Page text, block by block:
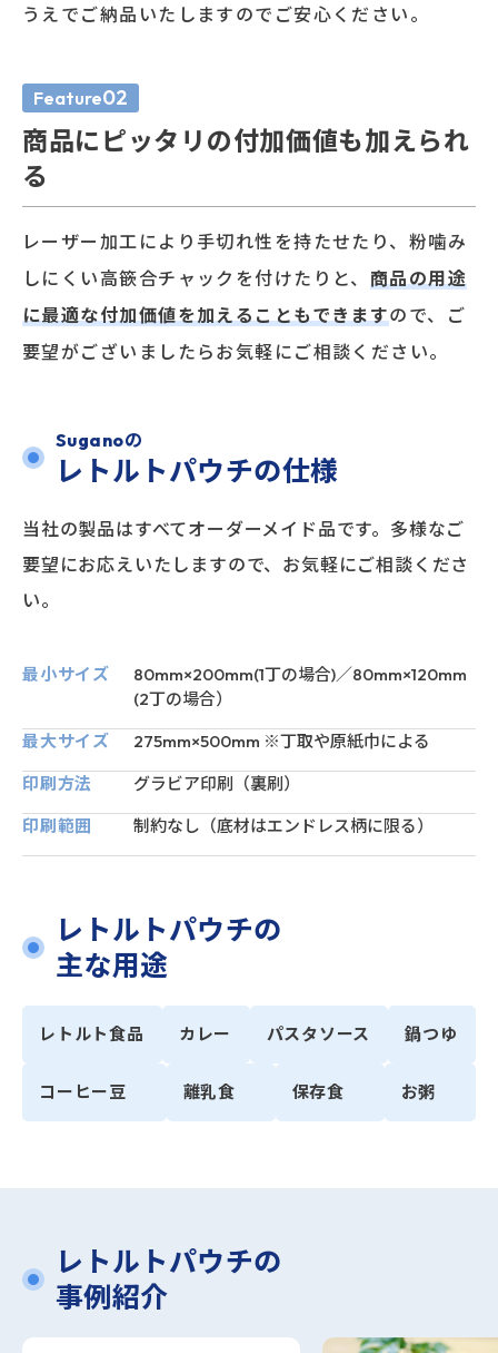
うえでご納品いたしますのでご安心ください。
Feature02
商品にピッタリの付加価値も加えられ
る
レーザー加工により手切れ性を持たせたり、粉噛み
しにくい高篏合チャックを付けたりと、 商品の用途
に最適な付加価値を加えることもできますので、ご
要望がございましたらお気軽にご相談ください。
Suganoの
レトルトパウチの仕様
当社の製品はすべてオーダーメイド品です。多様なご
要望にお応えいたしますので、お気軽にご相談くださ
い。
最小サイズ 80mm×200mm(1丁の場合)／80mm×120mm
(2丁の場合）
最大サイズ
275mm×500mm ※丁取や原紙巾による
印刷方法
グラビア印刷（裏刷）
印刷範囲
制約なし（底材はエンドレス柄に限る）
レトルトパウチの
主な用途
レトルト食品 カレー パスタソース 鍋つゆ
コーヒー豆 離乳食 保存食 お粥
レトルトパウチの
事例紹介